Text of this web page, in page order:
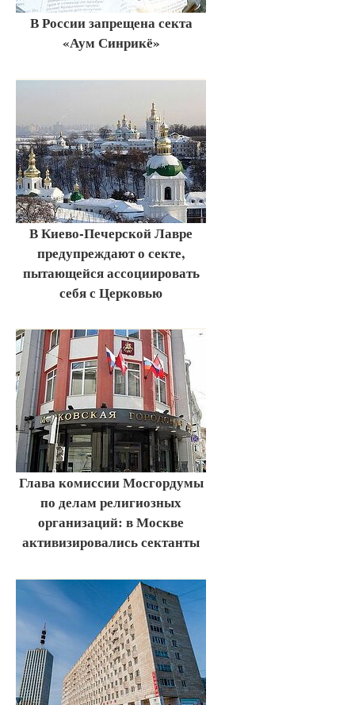
В России запрещена секта
«Аум Синрикё»
В Киево-Печерской Лавре
предупреждают о секте,
пытающейся ассоциировать
себя с Церковью
Глава комиссии Мосгордумы
по делам религиозных
организаций: в Москве
активизировались сектанты